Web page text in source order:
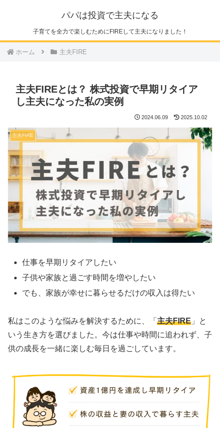
パパは投資で主夫になる
子育てを全力で楽しむためにFIREして主夫になりました！
ホーム 主夫FIRE
主夫FIREとは？ 株式投資で早期リタイア
し主夫になった私の実例
主夫FIRE
2024.06.09 2025.10.02
仕事を早期リタイアしたい
子供や家族と過ごす時間を増やしたい
でも、家族が幸せに暮らせるだけの収入は得たい
私はこのような悩みを解決するために、「 主夫FIRE 」と
いう生き方を選びました。今は仕事や時間に追われず、子
供の成長を一緒に楽しむ毎日を過ごしています。